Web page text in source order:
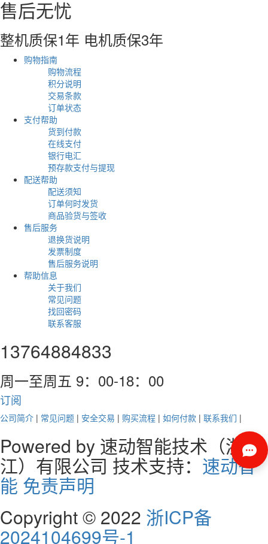
售后无忧
整机质保1年 电机质保3年
购物指南
购物流程
积分说明
交易条款
订单状态
支付帮助
货到付款
在线支付
银行电汇
预存款支付与提现
配送帮助
配送须知
订单何时发货
商品验货与签收
售后服务
退换货说明
发票制度
售后服务说明
帮助信息
关于我们
常见问题
找回密码
联系客服
13764884833
周一至周五 9：00-18：00
订阅
公司简介 | 常见问题 | 安全交易 | 购买流程 | 如何付款 | 联系我们 |
Powered by 速动智能技术（浙
江）有限公司 技术支持： 速动智
能 免责声明
Copyright © 2022 浙ICP备
2024104699号-1